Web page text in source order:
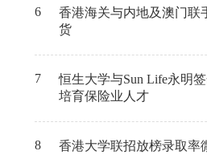
6
香港海关与内地及澳门联
货
7
恒生大学与Sun Life永明
培育保险业人才
8 香港大学联招放榜录取率